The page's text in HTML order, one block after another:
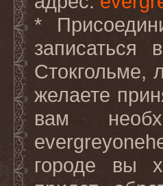
*
Стокгольме,
желаете
вам
городе вы